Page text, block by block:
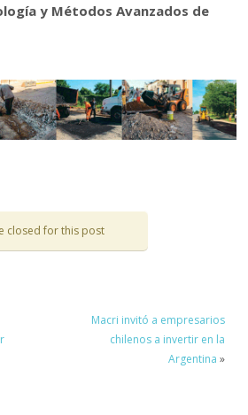
y Métodos Avanzados de
closed for this post
Macri invitó a empresarios
chilenos a invertir en la
Argentina »